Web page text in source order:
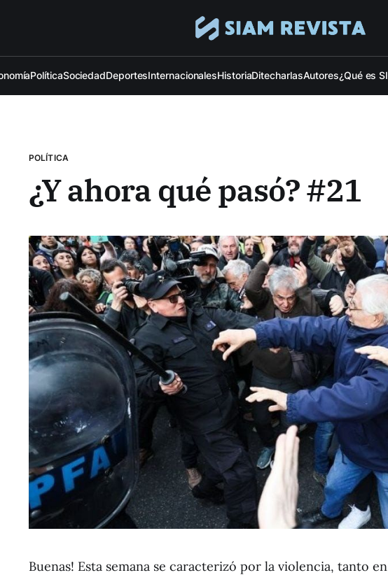
PolíticaSociedadDeportesInternacionalesHistoriaDitecharlasAutores¿Qué es
POLÍTICA
¿Y ahora qué pasó? #21
Buenas! Esta semana se caracterizó por la violencia, tanto